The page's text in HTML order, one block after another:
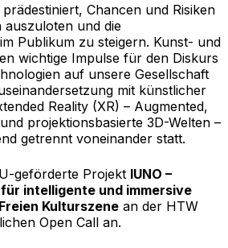
Chancen und Risiken
auszuloten und die
Publikum zu steigern. Kunst- und
wichtige Impulse für den Diskurs
auf unsere Gesellschaft
mit künstlicher
Reality (XR) – Augmented,
projektionsbasierte 3D-Welten –
getrennt voneinander statt.
geförderte Projekt IUNO –
intelligente und immersive
Kulturszene an der HTW
Open Call an.